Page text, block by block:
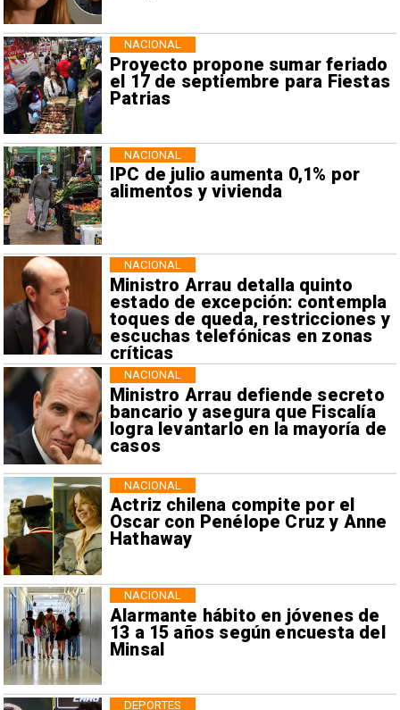
Proyecto propone sumar feriado
el 17 de septiembre para Fiestas
Patrias
NACIONAL
IPC de julio aumenta 0,1% por
alimentos y vivienda
NACIONAL
Ministro Arrau detalla quinto
estado de excepción: contempla
toques de queda, restricciones y
escuchas telefónicas en zonas
críticas
NACIONAL
Ministro Arrau defiende secreto
bancario y asegura que Fiscalía
logra levantarlo en la mayoría de
casos
NACIONAL
Actriz chilena compite por el
Oscar con Penélope Cruz y Anne
Hathaway
NACIONAL
Alarmante hábito en jóvenes de
13 a 15 años según encuesta del
Minsal
NACIONAL
DEPORTES